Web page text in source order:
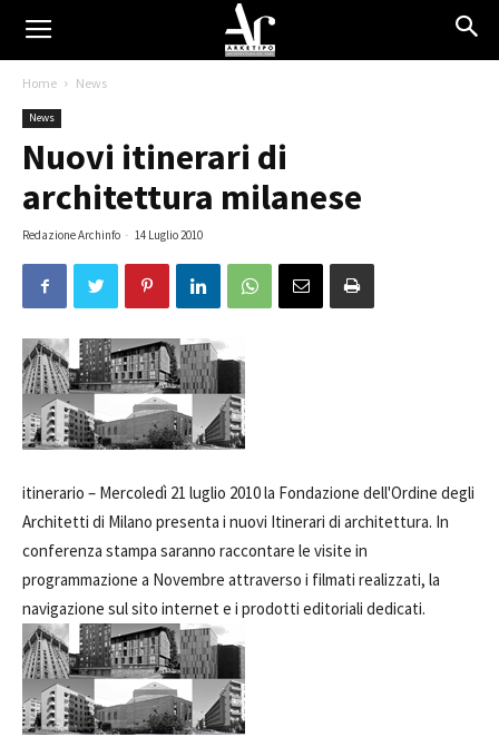
Home News
News
Nuovi itinerari di
architettura milanese
Redazione Archinfo - 14 Luglio 2010
itinerario – Mercoledì 21 luglio 2010 la Fondazione dell'Ordine degli
Architetti di Milano presenta i nuovi Itinerari di architettura. In
conferenza stampa saranno raccontare le visite in
programmazione a Novembre attraverso i filmati realizzati, la
navigazione sul sito internet e i prodotti editoriali dedicati.